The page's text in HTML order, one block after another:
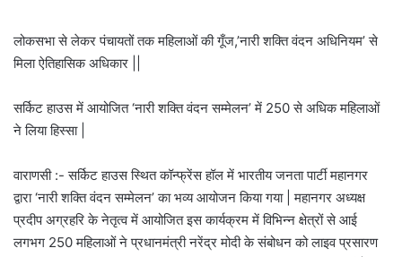
लोकसभा से लेकर पंचायतों तक महिलाओं की गूँज,’नारी शक्ति वंदन अधिनियम’ से
मिला ऐतिहासिक अधिकार ||
सर्किट हाउस में आयोजित ‘नारी शक्ति वंदन सम्मेलन’ में 250 से अधिक महिलाओं
ने लिया हिस्सा |
वाराणसी :- सर्किट हाउस स्थित कॉन्फ्रेंस हॉल में भारतीय जनता पार्टी महानगर
द्वारा ‘नारी शक्ति वंदन सम्मेलन’ का भव्य आयोजन किया गया | महानगर अध्यक्ष
प्रदीप अग्रहरि के नेतृत्व में आयोजित इस कार्यक्रम में विभिन्न क्षेत्रों से आई
लगभग 250 महिलाओं ने प्रधानमंत्री नरेंद्र मोदी के संबोधन को लाइव प्रसारण